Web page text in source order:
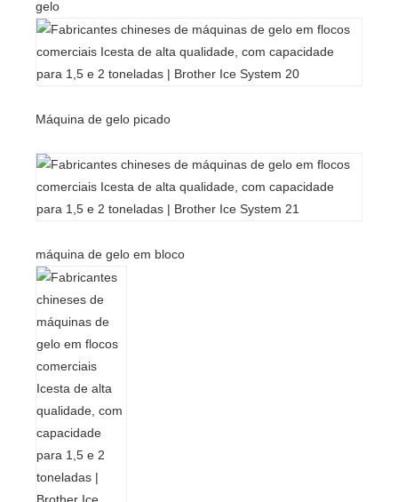
gelo
Máquina de gelo picado
máquina de gelo em bloco